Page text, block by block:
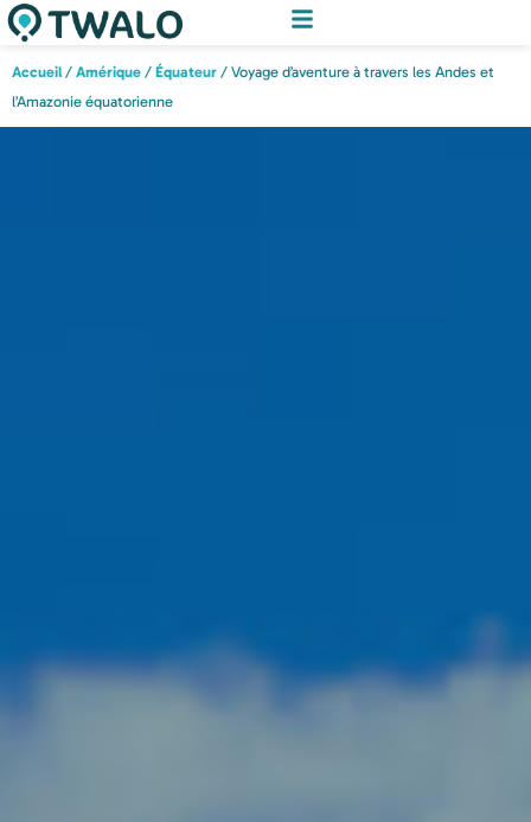
Accueil/ Amérique / Équateur / Voyage d’aventure à travers les Andes et
l’Amazonie équatorienne